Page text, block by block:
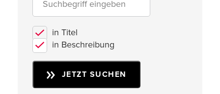
in Titel
in Beschreibung
JETZT SUCHEN